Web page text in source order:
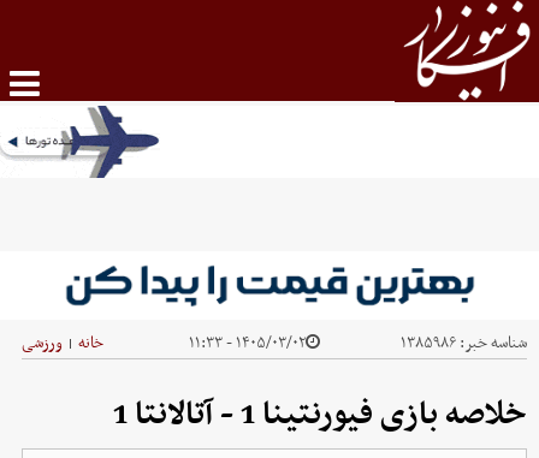
شناسه خبر:۱۳۸۵۹۸۶ ۱۴۰۵/۰۳/۰۲ - ۱۱:۳۳ خانه | ورزشی
خلاصه بازی فیورنتینا 1 - آتالانتا 1